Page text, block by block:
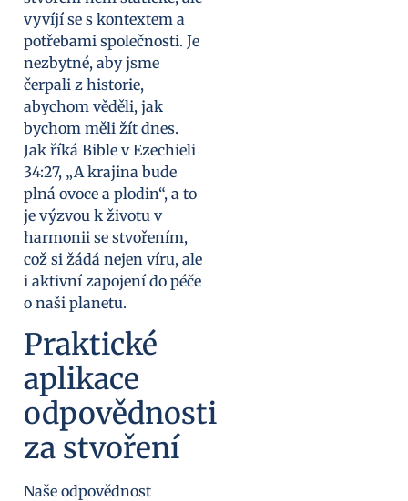
vyvíjí se s kontextem a
potřebami společnosti. Je
nezbytné, aby jsme
čerpali z historie,
abychom věděli, jak
bychom měli žít dnes.
Jak říká Bible v Ezechieli
34:27, „A krajina bude
plná ovoce a plodin“, a to
je výzvou k životu v
harmonii se stvořením,
což si žádá nejen víru, ale
i aktivní zapojení do péče
o naši planetu.
Praktické
aplikace
odpovědnosti
za stvoření
Naše odpovědnost